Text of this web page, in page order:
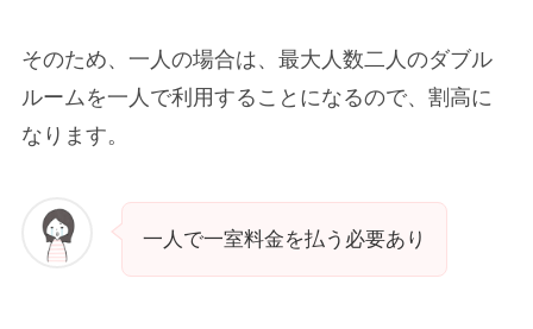
そのため、一人の場合は、最大人数二人のダブル
ルームを一人で利用することになるので、割高に
なります。
一人で一室料金を払う必要あり